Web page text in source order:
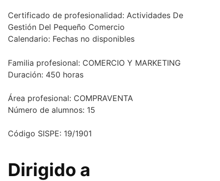
Certificado de profesionalidad: Actividades De
Gestión Del Pequeño Comercio
Calendario: Fechas no disponibles
Familia profesional: COMERCIO Y MARKETING
Duración: 450 horas
Área profesional: COMPRAVENTA
Número de alumnos: 15
Código SISPE: 19/1901
Dirigido a